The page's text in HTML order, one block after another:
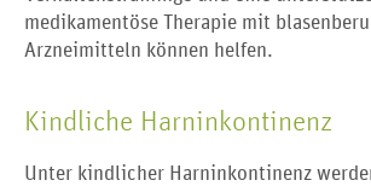
medikamentöse Therapie mit
Arzneimitteln können helfen.
Kindliche Harninkontinenz
Unter kindlicher Harninkontinenz